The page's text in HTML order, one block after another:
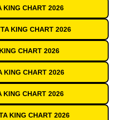
KING CHART 2026
KING CHART 2026
CHART 2026
KING CHART 2026
KING CHART 2026
KING CHART 2026